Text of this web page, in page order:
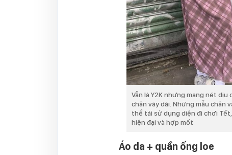
Vẫn là Y2K nhưng mang nét
chân váy dài. Những mẫu chân
thể tái sử dụng diện đi chơi
hiện đại và hợp mốt
Áo da + quần ống loe